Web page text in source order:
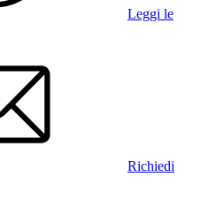
Leggi le
Richiedi